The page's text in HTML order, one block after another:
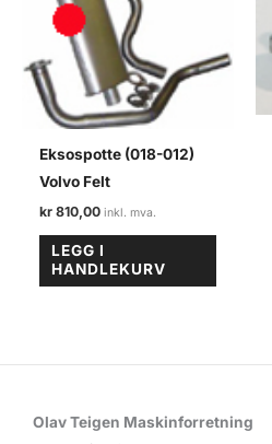
Eksospotte (018-012)
Volvo Felt
kr 810,00
LEGG I
HANDLEKURV
Olav Teigen Maskinforretning